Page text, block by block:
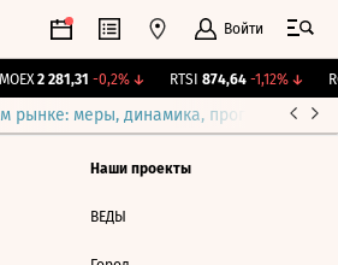
Войти
2 281,31 -0,2%↓ RTSI 874,64 -1,12%↓
рынке: меры, динамика, прогнозы
Наши проекты
ВЕДЫ